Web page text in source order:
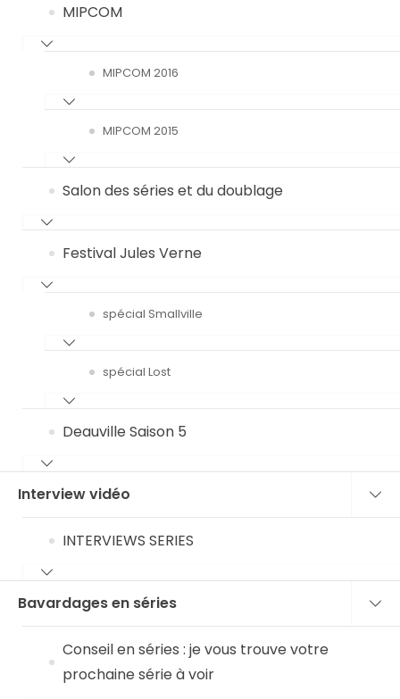
MIPCOM
MIPCOM 2016
MIPCOM 2015
Salon des séries et du doublage
Festival Jules Verne
spécial Smallville
spécial Lost
Deauville Saison 5
Interview vidéo
INTERVIEWS SERIES
Bavardages en séries
Conseil en séries : je vous trouve votre
prochaine série à voir